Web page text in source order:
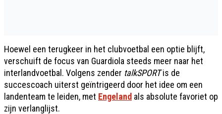
Hoewel een terugkeer in het clubvoetbal een optie blijft,
verschuift de focus van Guardiola steeds meer naar het
interlandvoetbal. Volgens zender talkSPORTis de
succescoach uiterst geïntrigeerd door het idee om een
landenteam te leiden, met Engeland als absolute favoriet op
zijn verlanglijst.